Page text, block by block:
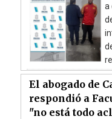
a
El abogado de
respondió a
"no está todo